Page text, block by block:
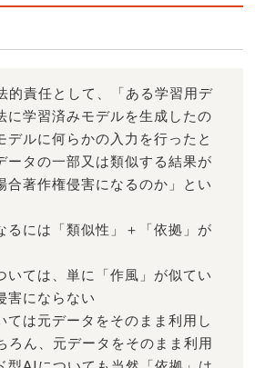
責任として、「ある学習用デ
に学習済みモデルを生成したの
デルに何らかの入力を行ったと
ータの一部又は類似する結果が
合著作権侵害になるのか」とい
には「類似性」＋「依拠」が
ては、単に「作風」が似てい
害にならない
は元データをそのまま利用し
ろん、元データをそのまま利用